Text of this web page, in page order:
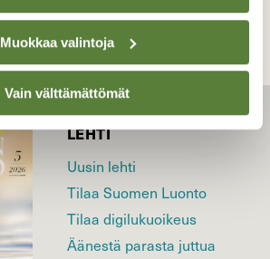
Muokkaa valintoja
Vain välttämättömät
LEHTI
Uusin lehti
Tilaa Suomen Luonto
Tilaa digilukuoikeus
Äänestä parasta juttua